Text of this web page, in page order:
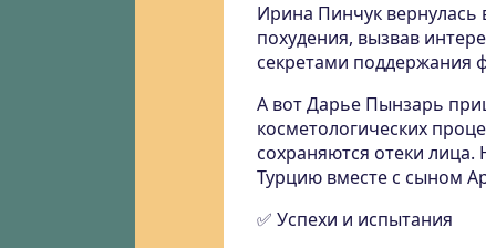
Ирина Пинчук вернулась
похудения, вызвав
секретами поддержания
А вот Дарье Пынзарь
косметологических
сохраняются отеки
Турцию вместе с сыном
✅ Успехи и испытания